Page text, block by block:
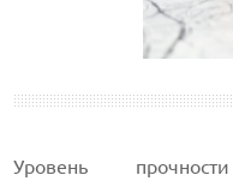
Уровень